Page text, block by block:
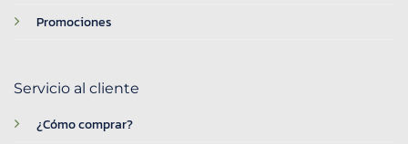
Promociones
Servicio al cliente
¿Cómo comprar?